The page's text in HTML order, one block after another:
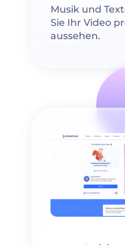
Musik und
Sie Ihr Video
aussehen.